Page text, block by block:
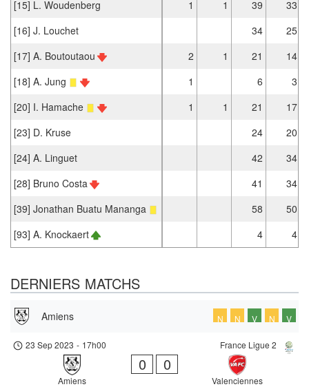
[15] L. Woudenberg 1 1 39
33
[16] J. Louchet
34
25
[17] A. Boutoutaou
2 1 21
14
[18] A. Jung
1 6
3
[20] I. Hamache
1 1 21
17
[23] D. Kruse
24
20
[24] A. Linguet
42
34
[28] Bruno Costa
41
34
[39] Jonathan Buatu Mananga
58
50
[93] A. Knockaert
4 4
DERNIERS MATCHS
Amiens N N V N V
France Ligue 2
23 Sep 2023 - 17h00
Amiens
0 0
Valenciennes